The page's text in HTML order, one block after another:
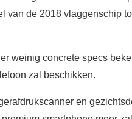
van de 2018 vlaggenschip
weinig concrete specs
zal beschikken.
en